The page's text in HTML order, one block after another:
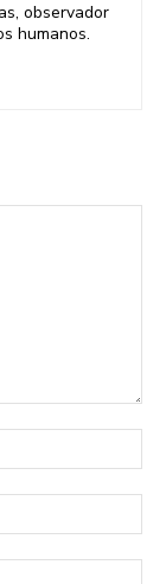
observador
humanos.